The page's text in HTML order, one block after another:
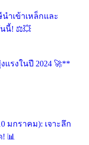
ำเข้าเหล็กและ
นนี้! ⚖️💥
รงในปี 2024 🚀**
มกราคม): เจาะลึก
📊